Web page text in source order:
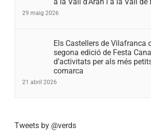
29 maig 2026
Els Castellers de Vilafranca
segona edició de Festa
d’activitats per als més
comarca
21 abril 2026
Tweets by @verds